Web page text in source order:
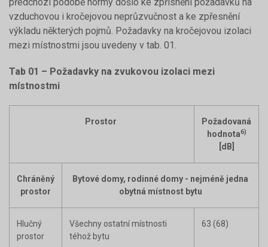
vzduchovou i kročejovou neprůzvučnost a ke zpřesnění
výkladu některých pojmů. Požadavky na kročejovou izolaci
mezi místnostmi jsou uvedeny v tab. 01.
Tab 01 – Požadavky na zvukovou izolaci mezi
místnostmi
Prostor
Požadovaná
hodnota6)
[dB]
Chráněný
prostor
Bytové domy, rodinné domy - nejméně jedna
obytná místnost bytu
Hlučný
prostor
Všechny ostatní místnosti
téhož bytu
63 (68)